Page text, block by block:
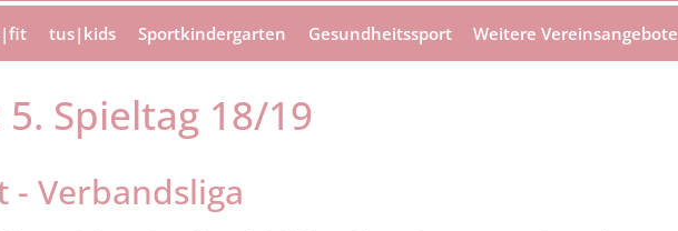
tus|kids Sportkindergarten Gesundheitssport Weitere Vereinsangebote
Spieltag 18/19
- Verbandsliga